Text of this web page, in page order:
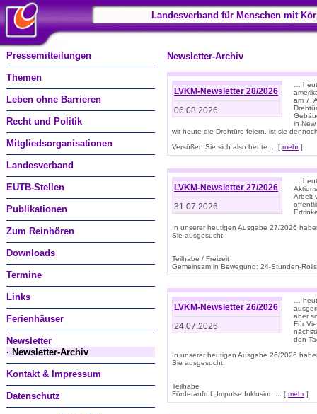
Landesverband für Menschen mit
Pressemitteilungen
Themen
Leben ohne Barrieren
Recht und Politik
Mitgliedsorganisationen
Landesverband
EUTB-Stellen
Publikationen
Zum Reinhören
Downloads
Termine
Links
Ferienhäuser
Newsletter
· Newsletter-Archiv
Kontakt & Impressum
Datenschutz
Newsletter-Archiv
LVKM-Newsletter 28/2026
06.08.2026
…
am 7.
in
wir heute die Drehtüre feiern, ist sie
Versüßen Sie sich also heute ... [ mehr]
LVKM-Newsletter 27/2026
31.07.2026
…
Arbeit
In unserer heutigen Ausgabe 27/2026
Sie ausgesucht:
Teilhabe / Freizeit
Gemeinsam in Bewegung: 24-Stunden-
LVKM-Newsletter 26/2026
24.07.2026
…
aber
Für
den
In unserer heutigen Ausgabe 26/2026
Sie ausgesucht:
Teilhabe
Förderaufruf „Impulse Inklusion ... [ mehr]